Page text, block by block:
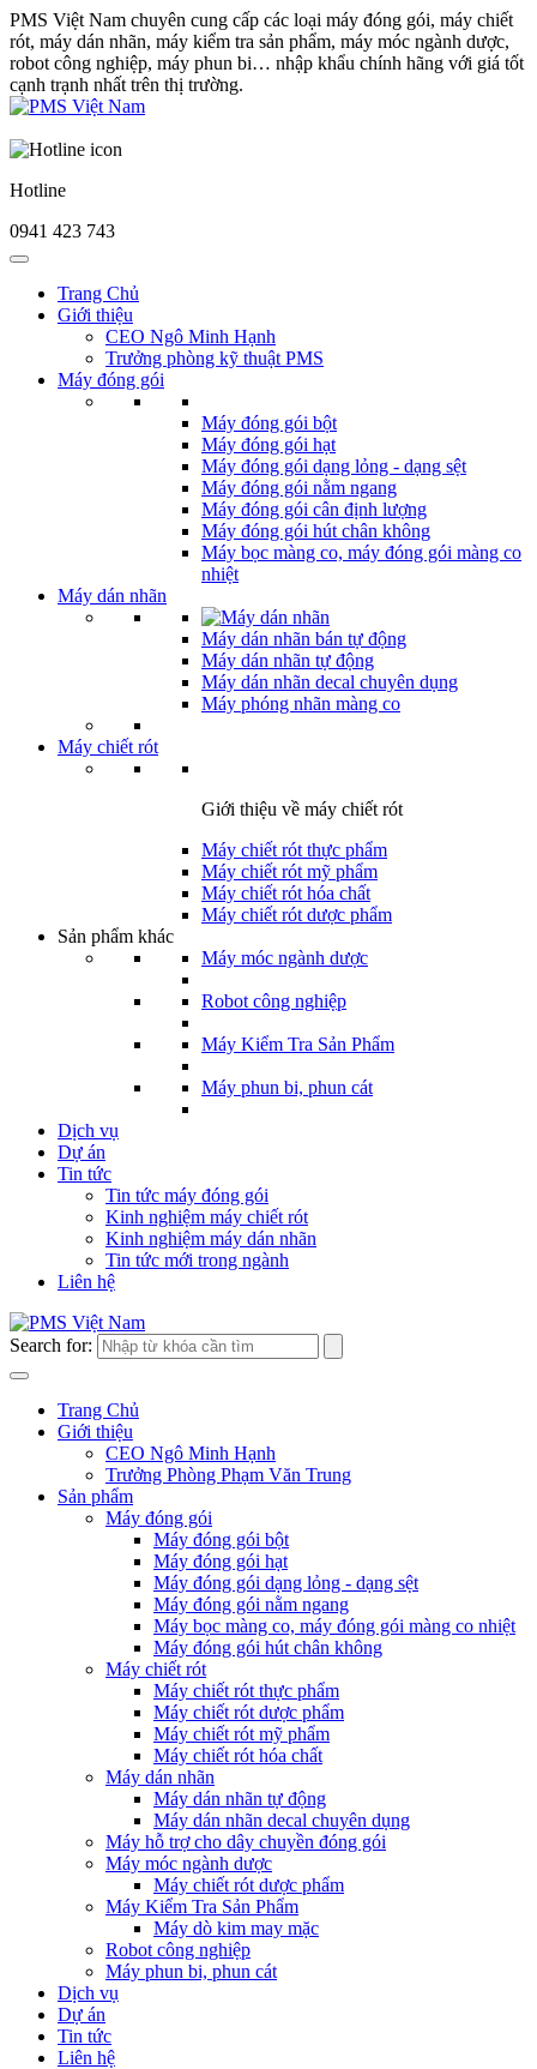
PMS Việt Nam chuyên cung cấp các loại máy đóng gói, máy chiết
rót, máy dán nhãn, máy kiểm tra sản phẩm, máy móc ngành dược,
robot công nghiệp, máy phun bi… nhập khẩu chính hãng với giá tốt
cạnh trạnh nhất trên thị trường.
Hotline
0941 423 743
Trang Chủ
Giới thiệu
CEO Ngô Minh Hạnh
Trưởng phòng kỹ thuật PMS
Máy đóng gói
Máy đóng gói bột
Máy đóng gói hạt
Máy đóng gói dạng lỏng - dạng sệt
Máy đóng gói nằm ngang
Máy đóng gói cân định lượng
Máy đóng gói hút chân không
Máy bọc màng co, máy đóng gói màng co
nhiệt
Máy dán nhãn
Máy dán nhãn bán tự động
Máy dán nhãn tự động
Máy dán nhãn decal chuyên dụng
Máy phóng nhãn màng co
Máy chiết rót
Giới thiệu về máy chiết rót
Máy chiết rót thực phẩm
Máy chiết rót mỹ phẩm
Máy chiết rót hóa chất
Máy chiết rót dược phẩm
Sản phẩm khác
Máy móc ngành dược
Robot công nghiệp
Máy Kiểm Tra Sản Phẩm
Máy phun bi, phun cát
Dịch vụ
Dự án
Tin tức
Tin tức máy đóng gói
Kinh nghiệm máy chiết rót
Kinh nghiệm máy dán nhãn
Tin tức mới trong ngành
Liên hệ
Search for:
Trang Chủ
Giới thiệu
CEO Ngô Minh Hạnh
Trưởng Phòng Phạm Văn Trung
Sản phẩm
Máy đóng gói
Máy đóng gói bột
Máy đóng gói hạt
Máy đóng gói dạng lỏng - dạng sệt
Máy đóng gói nằm ngang
Máy bọc màng co, máy đóng gói màng co nhiệt
Máy đóng gói hút chân không
Máy chiết rót
Máy chiết rót thực phẩm
Máy chiết rót dược phẩm
Máy chiết rót mỹ phẩm
Máy chiết rót hóa chất
Máy dán nhãn
Máy dán nhãn tự động
Máy dán nhãn decal chuyên dụng
Máy hỗ trợ cho dây chuyền đóng gói
Máy móc ngành dược
Máy chiết rót dược phẩm
Máy Kiểm Tra Sản Phẩm
Máy dò kim may mặc
Robot công nghiệp
Máy phun bi, phun cát
Dịch vụ
Dự án
Tin tức
Liên hệ